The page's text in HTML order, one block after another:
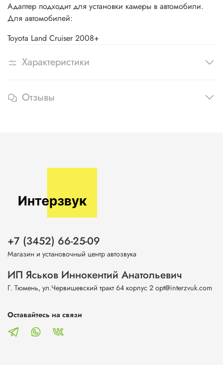
Адаптер подходит для установки камеры в автомобили.
Для автомобилей:
Toyota Land Cruiser 2008+
Характеристики
Отзывы
+7 (3452) 66-25-09
Магазин и установочный центр автозвука
ИП Яськов Иннокентий Анатольевич
Г. Тюмень, ул.Червишевский тракт 64 корпус 2 opt@interzvuk.com
Оставайтесь на связи